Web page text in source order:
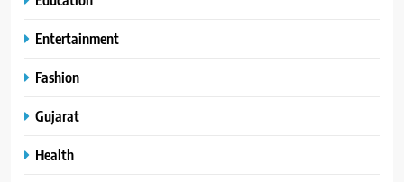
Entertainment
Fashion
Gujarat
Health